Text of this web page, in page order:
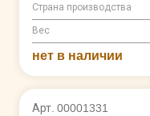
Страна производства
Вес
нет в наличии
Арт. 00001331